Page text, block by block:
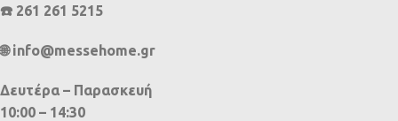
☎️ 261 261 5215
🌐 info@messehome.gr
Δευτέρα – Παρασκευή
10:00 – 14:30